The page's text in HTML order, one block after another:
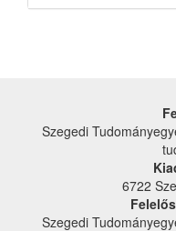
Szegedi
6722
Szegedi